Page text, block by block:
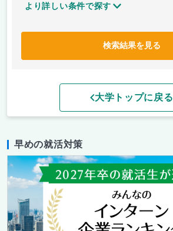
より詳しい条件で探す
検索結果を見る
大学トップに戻る
早めの就活対策